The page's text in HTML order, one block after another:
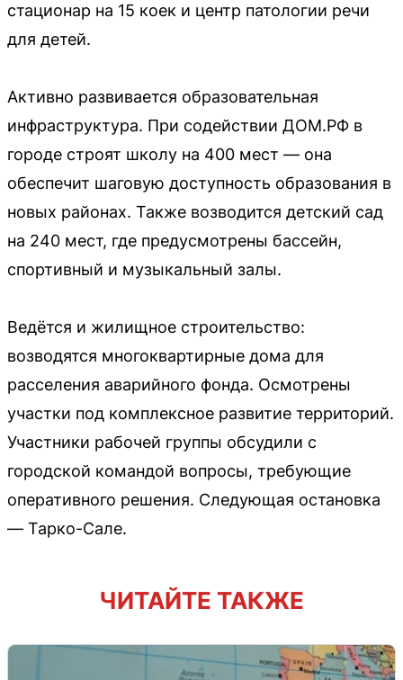
стационар на 15 коек и центр патологии речи
для детей.
Активно развивается образовательная
инфраструктура. При содействии ДОМ.РФ в
городе строят школу на 400 мест — она
обеспечит шаговую доступность образования в
новых районах. Также возводится детский сад
на 240 мест, где предусмотрены бассейн,
спортивный и музыкальный залы.
Ведётся и жилищное строительство:
возводятся многоквартирные дома для
расселения аварийного фонда. Осмотрены
участки под комплексное развитие территорий.
Участники рабочей группы обсудили с
городской командой вопросы, требующие
оперативного решения. Следующая остановка
— Тарко-Сале.
ЧИТАЙТЕ ТАКЖЕ